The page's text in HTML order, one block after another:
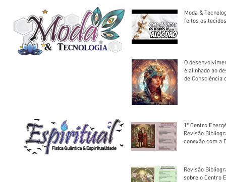
Moda &
feitos os
O
é alinhado ao
de Consciência
1º Centro
Revisão
conexão com a
Revisão
sobre o Centro